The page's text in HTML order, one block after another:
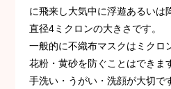
に飛来し大気中に浮遊あるいは
直径4ミクロンの大きさです。
一般的に不織布マスクはミクロ
花粉・黄砂を防ぐことはできま
手洗い・うがい・洗顔が大切で